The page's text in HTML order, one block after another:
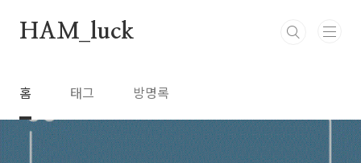
HAM_luck
홈 태그 방명록